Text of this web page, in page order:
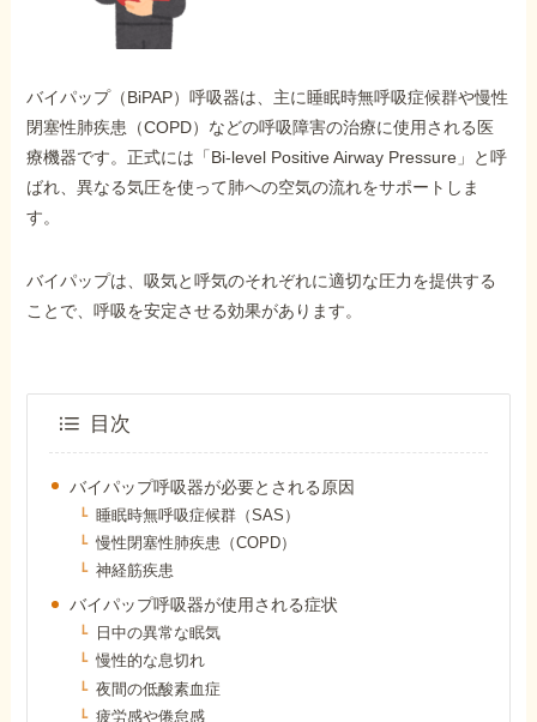
ホーム
障害年金の基礎知識
障害年金の金額
Q&A・相談事例
障害年金コラム
お知らせ
事務所について
バイパップ（BiPAP）呼吸器は、主に睡眠時無呼吸症候群や慢性
閉塞性肺疾患（COPD）などの呼吸障害の治療に使用される医
療機器です。正式には「Bi-level Positive Airway Pressure」と呼
ばれ、異なる気圧を使って肺への空気の流れをサポートしま
す。
バイパップは、吸気と呼気のそれぞれに適切な圧力を提供する
ことで、呼吸を安定させる効果があります。
目次
バイパップ呼吸器が必要とされる原因
睡眠時無呼吸症候群（SAS）
慢性閉塞性肺疾患（COPD）
神経筋疾患
バイパップ呼吸器が使用される症状
日中の異常な眠気
慢性的な息切れ
夜間の低酸素血症
疲労感や倦怠感